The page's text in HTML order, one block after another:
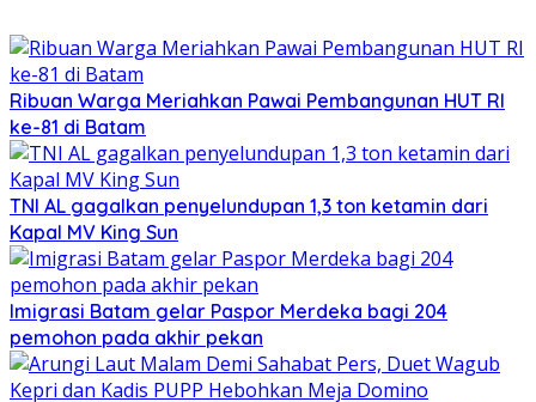
Ribuan Warga Meriahkan Pawai Pembangunan HUT RI
ke-81 di Batam
TNI AL gagalkan penyelundupan 1,3 ton ketamin dari
Kapal MV King Sun
Imigrasi Batam gelar Paspor Merdeka bagi 204
pemohon pada akhir pekan